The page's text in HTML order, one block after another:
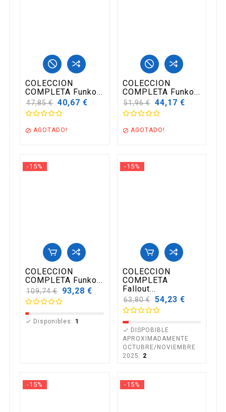
COLECCION
COMPLETA Funko...
Precio
base
47,85 € 40,67 €
 AGOTADO!
COLECCION
COMPLETA Funko...
Precio
base
51,96 € 44,17 €
 AGOTADO!
-15%
COLECCION
COMPLETA Funko...
Precio
base
109,74 € 93,28 €
 Disponibles: 1
-15%
COLECCION
COMPLETA
Fallout...
Precio
base
63,80 € 54,23 €
 DISPOBIBLE
APROXIMADAMENTE
OCTUBRE/NOVIEMBRE
2025: 2
-15% -15%